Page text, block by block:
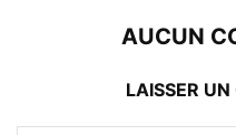
AUCUN
LAISSER